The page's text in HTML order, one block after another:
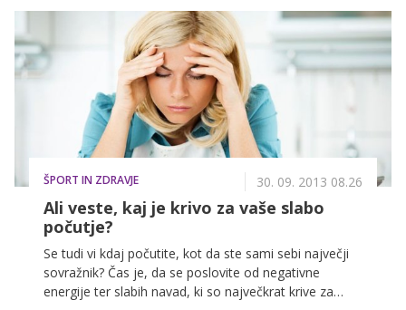
želimo, nam določeni vzorci v odnosu med staršema
tako močno zlezejo pod kožo, da jih ponavljamo tudi
v lastni družini, čeprav se tega sploh ne zavedamo. Ne
verjamete? Naj vam ponudimo le nekaj primerov …
ŠPORT IN ZDRAVJE 30. 09. 2013 08.26
Ali veste, kaj je krivo za vaše slabo
počutje?
Se tudi vi kdaj počutite, kot da ste sami sebi največji
sovražnik? Čas je, da se poslovite od negativne
energije ter slabih navad, ki so največkrat krive za